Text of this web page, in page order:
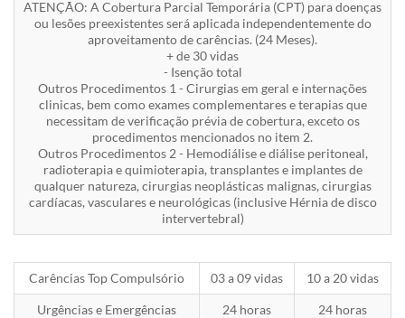
ATENÇÃO: A Cobertura Parcial Temporária (CPT) para doenças
ou lesões preexistentes será aplicada independentemente do
aproveitamento de carências. (24 Meses).
+ de 30 vidas
- Isenção total
Outros Procedimentos 1 - Cirurgias em geral e internações
clinicas, bem como exames complementares e terapias que
necessitam de verificação prévia de cobertura, exceto os
procedimentos mencionados no item 2.
Outros Procedimentos 2 - Hemodiálise e diálise peritoneal,
radioterapia e quimioterapia, transplantes e implantes de
qualquer natureza, cirurgias neoplásticas malignas, cirurgias
cardíacas, vasculares e neurológicas (inclusive Hérnia de disco
intervertebral)
Carências Top Compulsório 03 a 09 vidas 10 a 20 vidas
Urgências e Emergências 24 horas 24 horas